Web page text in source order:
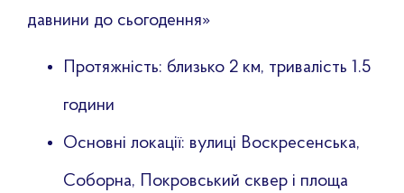
давнини до сьогодення»
Протяжність: близько 2 км, тривалість 1.5
години
Основні локації: вулиці Воскресенська,
Соборна, Покровський сквер і площа